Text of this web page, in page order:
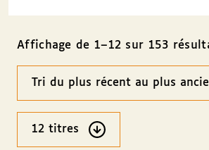
Affichage de 1–12 sur 153
Ordre